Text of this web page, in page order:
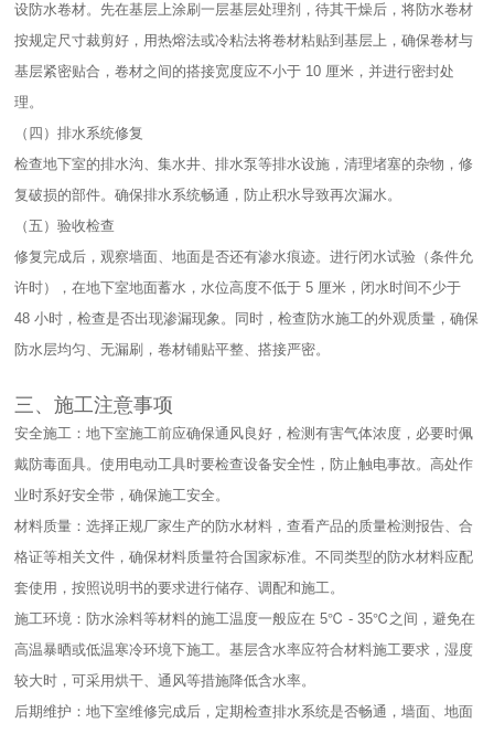
设防水卷材。先在基层上涂刷一层基层处理剂，待其干燥后，将防水卷材
按规定尺寸裁剪好，用热熔法或冷粘法将卷材粘贴到基层上，确保卷材与
基层紧密贴合，卷材之间的搭接宽度应不小于 10 厘米，并进行密封处
理。​
（四）排水系统修复​
检查地下室的排水沟、集水井、排水泵等排水设施，清理堵塞的杂物，修
复破损的部件。确保排水系统畅通，防止积水导致再次漏水。​
（五）验收检查​
修复完成后，观察墙面、地面是否还有渗水痕迹。进行闭水试验（条件允
许时），在地下室地面蓄水，水位高度不低于 5 厘米，闭水时间不少于
48 小时，检查是否出现渗漏现象。同时，检查防水施工的外观质量，确保
防水层均匀、无漏刷，卷材铺贴平整、搭接严密。​
三、施工注意事项​
安全施工：地下室施工前应确保通风良好，检测有害气体浓度，必要时佩
戴防毒面具。使用电动工具时要检查设备安全性，防止触电事故。高处作
业时系好安全带，确保施工安全。​
材料质量：选择正规厂家生产的防水材料，查看产品的质量检测报告、合
格证等相关文件，确保材料质量符合国家标准。不同类型的防水材料应配
套使用，按照说明书的要求进行储存、调配和施工。​
施工环境：防水涂料等材料的施工温度一般应在 5℃ - 35℃之间，避免在
高温暴晒或低温寒冷环境下施工。基层含水率应符合材料施工要求，湿度
较大时，可采用烘干、通风等措施降低含水率。​
后期维护：地下室维修完成后，定期检查排水系统是否畅通，墙面、地面